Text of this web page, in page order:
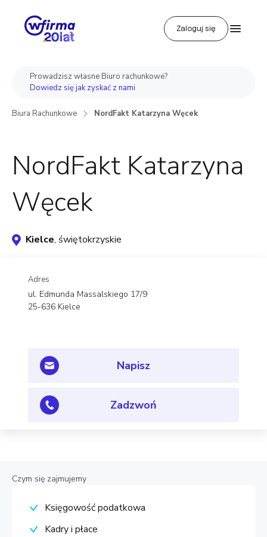
Zaloguj się
Biura Rachunkowe NordFakt Katarzyna Węcek
Prowadzisz własne Biuro rachunkowe?
Dowiedz się jak zyskać z nami
NordFakt Katarzyna
Węcek
Kielce, świętokrzyskie
Adres
ul. Edmunda Massalskiego 17/9
25-636 Kielce
Napisz
Zadzwoń
Czym się zajmujemy
Księgowość podatkowa
Kadry i płace